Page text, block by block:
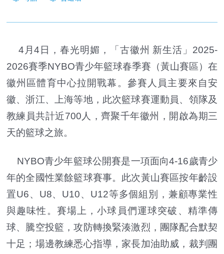
4月4日，春光明媚，「古徽州 新生活」2025-
2026賽季NYBO青少年籃球春季賽（黃山賽區）在
徽州區體育中心拉開戰幕。參賽人員主要來自安
徽、浙江、上海等地，此次籃球賽運動員、領隊及
教練員共計近700人，齊聚千年徽州，開啟為期三
天的籃球之旅。
NYBO青少年籃球公開賽是一項面向4-16歲青少
年的全國性業餘籃球賽事。此次黃山賽區按年齡設
置U6、U8、U10、U12等多個組別，兼顧專業性
與趣味性。賽場上，小球員們運球突破、精準傳
球、騰空投籃，攻防轉換緊湊激烈，團隊配合默契
十足；場邊教練悉心指導，家長加油助威，裁判團